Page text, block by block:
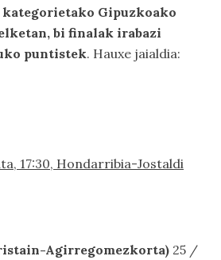
Gipuzkoako
bi finalak irabazi
puntistek. Hauxe jaialdia:
17:30, Hondarribia-Jostaldi
Agirregomezkorta) 25 /